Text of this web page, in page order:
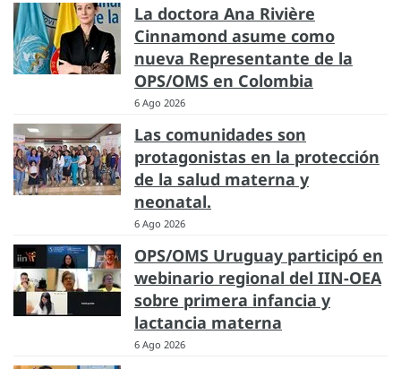
La doctora Ana Rivière
Cinnamond asume como
nueva Representante de la
OPS/OMS en Colombia
6 Ago 2026
Las comunidades son
protagonistas en la protección
de la salud materna y
neonatal.
6 Ago 2026
OPS/OMS Uruguay participó en
webinario regional del IIN-OEA
sobre primera infancia y
lactancia materna
6 Ago 2026